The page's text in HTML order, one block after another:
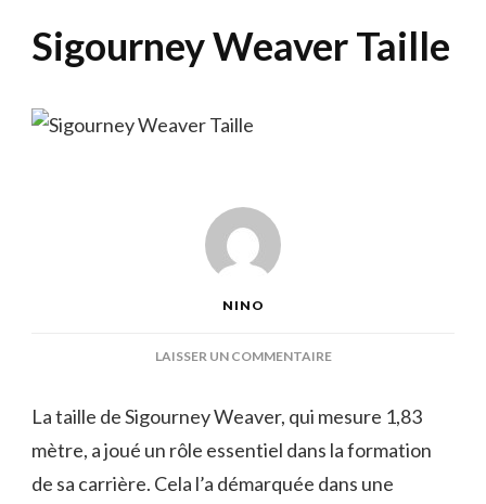
Sigourney Weaver Taille
NINO
LAISSER UN COMMENTAIRESUR
TAILLE
La taille de Sigourney Weaver, qui mesure 1,83
mètre, a joué un rôle essentiel dans la formation
de sa carrière. Cela l’a démarquée dans une